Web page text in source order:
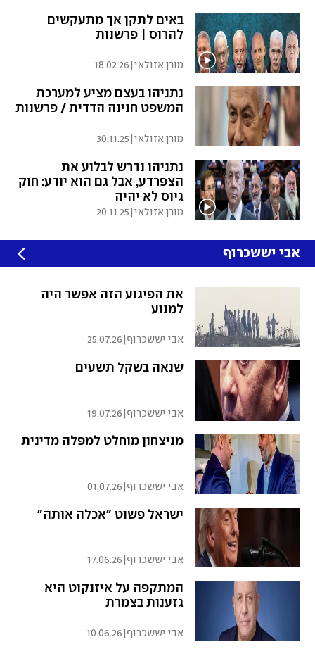
באים לתקן אך מתעקשים
להרוס | פרשנות
מורן אזולאי|
18.02.26
נתניהו בעצם מציע למערכת
המשפט חנינה הדדית / פרשנות
מורן אזולאי|
30.11.25
נתניהו נדרש לבלוע את
הצפרדע, אבל גם הוא יודע: חוק
גיוס לא יהיה
מורן אזולאי|
20.11.25
אבי יששכרוף
את הפיגוע הזה אפשר היה
למנוע
אבי יששכרוף|
25.07.26
שנאה בשקל תשעים
אבי יששכרוף|
19.07.26
מניצחון מוחלט למפלה מדינית
אבי יששכרוף|
01.07.26
ישראל פשוט "אכלה אותה"
אבי יששכרוף|
17.06.26
המתקפה על איזנקוט היא
גזענות בצמרת
אבי יששכרוף|
10.06.26